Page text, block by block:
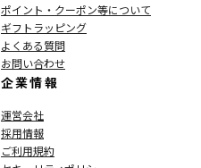
ポイント・クーポン等について
ギフトラッピング
よくある質問
お問い合わせ
企業情報
運営会社
採用情報
ご利用規約